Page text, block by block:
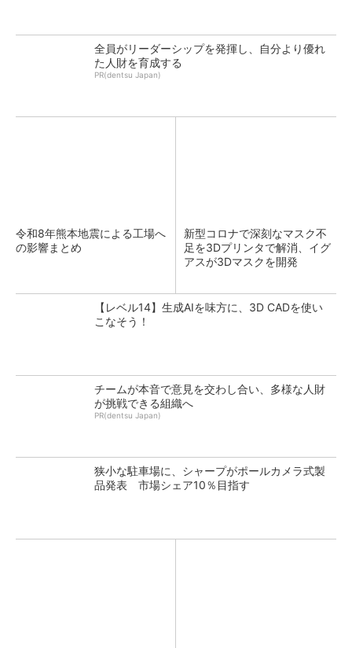
全員がリーダーシップを発揮し、自分より優れ
た人財を育成する
PR(dentsu Japan)
令和8年熊本地震による工場へ
の影響まとめ
新型コロナで深刻なマスク不
足を3Dプリンタで解消、イグ
アスが3Dマスクを開発
【レベル14】生成AIを味方に、3D CADを使い
こなそう！
チームが本音で意見を交わし合い、多様な人財
が挑戦できる組織へ
PR(dentsu Japan)
狭小な駐車場に、シャープがポールカメラ式製
品発表 市場シェア10％目指す